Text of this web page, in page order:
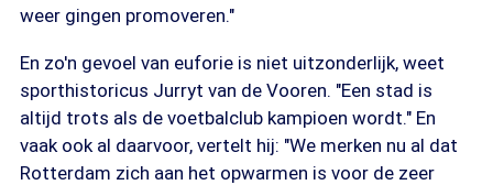
weer gingen promoveren."
En zo'n gevoel van euforie is niet uitzonderlijk, weet
sporthistoricus Jurryt van de Vooren. "Een stad is
altijd trots als de voetbalclub kampioen wordt." En
vaak ook al daarvoor, vertelt hij: "We merken nu al dat
Rotterdam zich aan het opwarmen is voor de zeer